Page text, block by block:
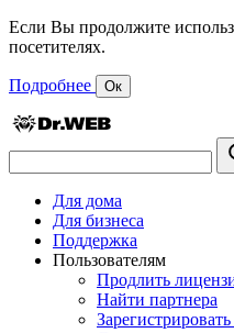
Если Вы продолжите
посетителях.
Подробнее Ок
Для дома
Для бизнеса
Поддержка
Пользователям
Продлить
Найти партнера